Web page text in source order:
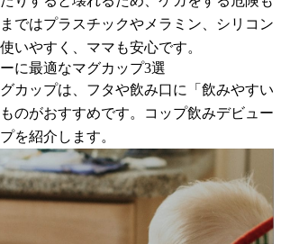
ではプラスチックやメラミン、シリコン
いやすく、ママも安心です。
に最適なマグカップ3選
カップは、フタや飲み口に「飲みやすい
のがおすすめです。コップ飲みデビュー
を紹介します。